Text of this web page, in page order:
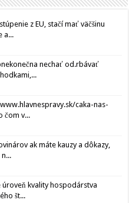
z EU, stačí mať väčšinu
a...
nechať od.rbávať
caka-nas-
čom v...
ak máte kauzy a dôkazy,
úroveň kvality hospodárstva
št...